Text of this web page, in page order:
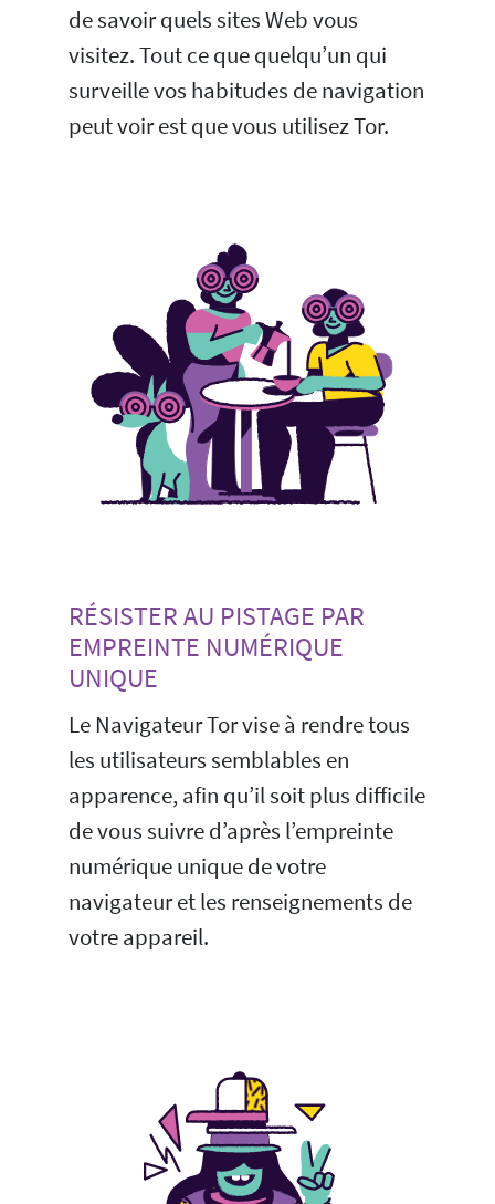
de savoir quels sites Web vous
visitez. Tout ce que quelqu’un qui
surveille vos habitudes de navigation
peut voir est que vous utilisez Tor.
RÉSISTER AU PISTAGE PAR
EMPREINTE NUMÉRIQUE
UNIQUE
Le Navigateur Tor vise à rendre tous
les utilisateurs semblables en
apparence, afin qu’il soit plus difficile
de vous suivre d’après l’empreinte
numérique unique de votre
navigateur et les renseignements de
votre appareil.